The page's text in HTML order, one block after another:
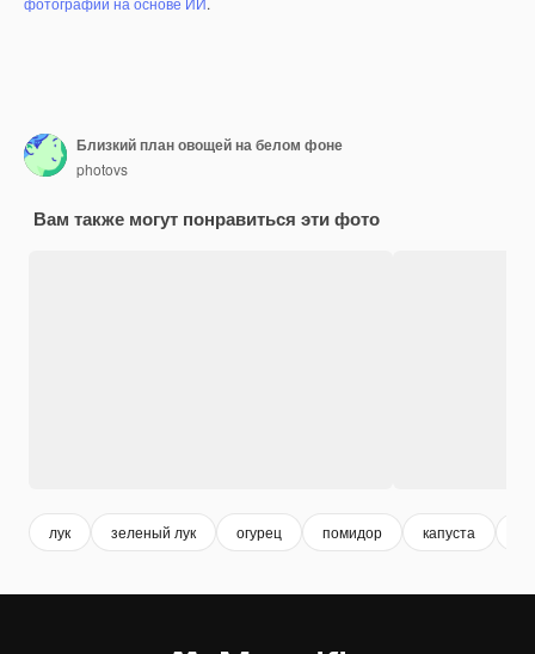
Близкий план овощей на белом фоне
photovs
Вам также могут понравиться эти фото
лук зеленый лук огурец помидор капуста